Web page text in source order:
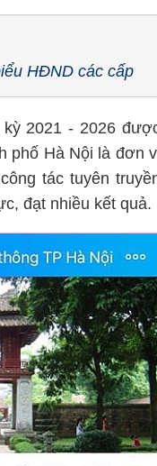
HĐND các cấp
2021 - 2026
phố Hà Nội là đơn
tác tuyên
đạt nhiều kết quả.